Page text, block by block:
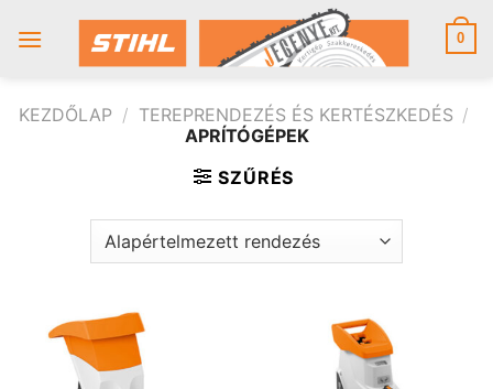
0
KEZDŐLAP / TEREPRENDEZÉS ÉS KERTÉSZKEDÉS /
APRÍTÓGÉPEK
SZŰRÉS